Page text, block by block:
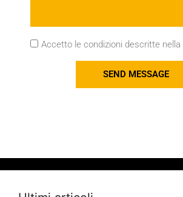
Accetto le condizioni descritte nella
SEND MESSAGE